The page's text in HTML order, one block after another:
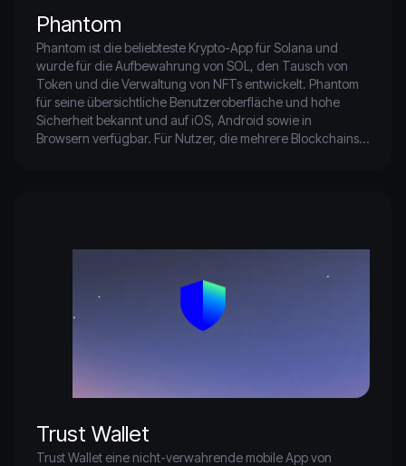
Phantom
Phantom ist die beliebteste Krypto-App für Solana und
wurde für die Aufbewahrung von SOL, den Tausch von
Token und die Verwaltung von NFTs entwickelt. Phantom
für seine übersichtliche Benutzeroberfläche und hohe
Sicherheit bekannt und auf iOS, Android sowie in
Browsern verfügbar. Für Nutzer, die mehrere Blockchains
Trust Wallet
Trust Wallet eine nicht-verwahrende mobile App von